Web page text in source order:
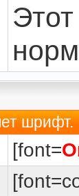
шрифт.
[font=